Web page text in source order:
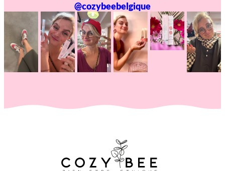
@cozybeebelgique